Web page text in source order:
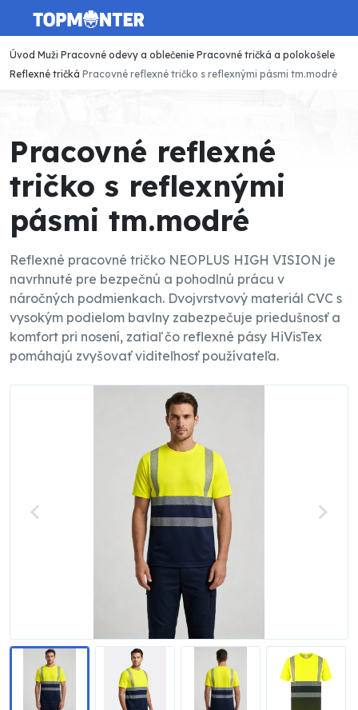
Úvod Muži Pracovné odevy a oblečenie Pracovné tričká a polokošele
Reflexné tričká Pracovné reflexné tričko s reflexnými pásmi tm.modré
Pracovné reflexné
tričko s reflexnými
pásmi tm.modré
Reflexné pracovné tričko NEOPLUS HIGH VISION je
navrhnuté pre bezpečnú a pohodlnú prácu v
náročných podmienkach. Dvojvrstvový materiál CVC s
vysokým podielom bavlny zabezpečuje priedušnosť a
komfort pri nosení, zatiaľ čo reflexné pásy HiVisTex
pomáhajú zvyšovať viditeľnosť používateľa.